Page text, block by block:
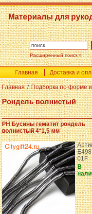
Материалы для
Расширенный поиск »
Главная Доставка и
Главная / Подборка по форме
Рондель волнистый
PH Бусины гематит рондель
волнистый 4*1,5 мм
01F
В